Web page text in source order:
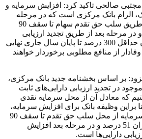
صالحی تاکید کرد: افزایش سرمایه و
الزام بانک مرکزی است که در مرحله
اول افزایش سرمایه از طریق سلب حق تقدم سهام تا سقف 90
در مرحله بعد از طریق تجدید ارزیابی
دارایی‌های ثابت تا میزان حداقل 300 درصد تا پایان سال جاری نهایی
از منافع مطلوبی برخوردار خواهند
بر اساس بخشنامه جدید بانک مرکزی،
در تجدید ارزیابی دارایی‌های ثابت
که معادل آن از محل سرمایه نقدی
براین وظیفه بانک برای افزایش سرمایه،
در مرحله اول افزایش سرمایه از محل سلب حق تقدم تا سقف 90
هزار میلیارد ریال به میزان 51 درصد و در مرحله بعد افزایش
دارایی‌ها است.